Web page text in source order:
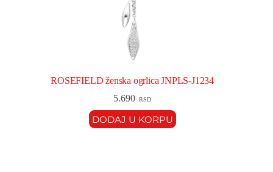
ROSEFIELD ženska ogrlica JNPLS‑J1234
5.690 RSD
DODAJ U KORPU